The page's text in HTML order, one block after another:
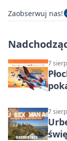
Zaobserwuj nas!
7
7